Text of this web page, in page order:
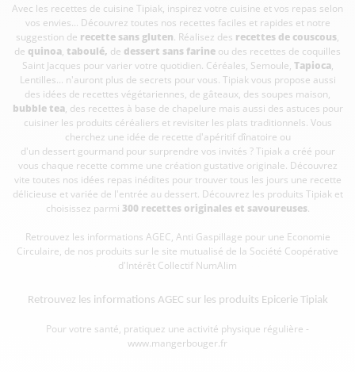
Avec les recettes de cuisine Tipiak, inspirez votre cuisine et vos repas selon
vos envies... Découvrez toutes nos recettes faciles et rapides et notre
suggestion de recette sans gluten. Réalisez des recettes de couscous,
de quinoa, taboulé, de dessert sans farine ou des recettes de coquilles
Saint Jacques pour varier votre quotidien. Céréales, Semoule, Tapioca,
Lentilles... n'auront plus de secrets pour vous. Tipiak vous propose aussi
des idées de recettes végétariennes, de gâteaux, des soupes maison,
bubble tea, des recettes à base de chapelure mais aussi des astuces pour
cuisiner les produits céréaliers et revisiter les plats traditionnels. Vous
cherchez une idée de recette d'apéritif dînatoire ou
d'un dessert gourmand pour surprendre vos invités ? Tipiak a créé pour
vous chaque recette comme une création gustative originale. Découvrez
vite toutes nos idées repas inédites pour trouver tous les jours une recette
délicieuse et variée de l'entrée au dessert. Découvrez les produits Tipiak et
choisissez parmi 300 recettes originales et savoureuses.
Retrouvez les informations AGEC, Anti Gaspillage pour une Economie
Circulaire, de nos produits sur le site mutualisé de la Société Coopérative
d'Intérêt Collectif NumAlim
Retrouvez les informations AGEC sur les produits Epicerie Tipiak
Pour votre santé, pratiquez une activité physique régulière -
www.mangerbouger.fr